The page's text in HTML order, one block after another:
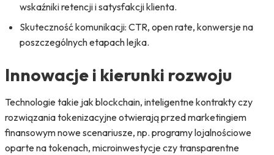
wskaźniki retencji i satysfakcji klienta.
Skuteczność komunikacji: CTR, open rate, konwersje na
poszczególnych etapach lejka.
Innowacje i kierunki rozwoju
Technologie takie jak blockchain, inteligentne kontrakty czy
rozwiązania tokenizacyjne otwierają przed marketingiem
finansowym nowe scenariusze, np. programy lojalnościowe
oparte na tokenach, microinwestycje czy transparentne